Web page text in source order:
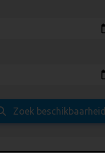
Zoek beschikbaarheid